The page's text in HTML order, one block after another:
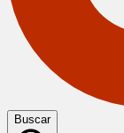
Buscar